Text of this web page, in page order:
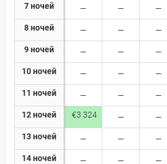
7 ночей
8 ночей
9 ночей
10 ночей
11 ночей
12 ночей
13 ночей
14 ночей
€3 324